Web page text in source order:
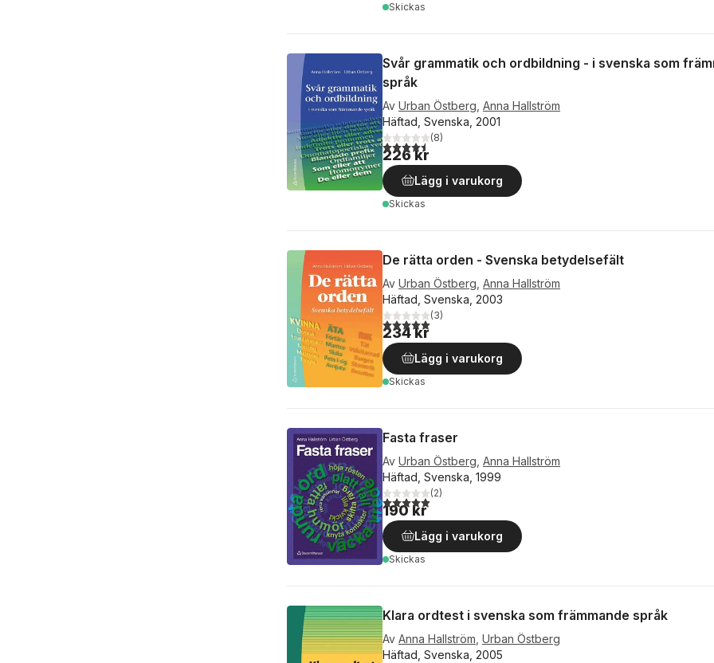
Skickas
Svår grammatik och ordbildning - i svenska som
språk
Av Urban Östberg Anna Hallström
Häftad, Svenska, 2001
4,5utav 5 stjärnor. Totalt antal röster:
(8)
226 kr
Lägg i varukorg
Skickas
De rätta orden - Svenska betydelsefält
Av Urban Östberg Anna Hallström
Häftad, Svenska, 2003
5,0utav 5 stjärnor. Totalt antal röster:
(3)
234 kr
Lägg i varukorg
Skickas
Fasta fraser
Av Urban Östberg Anna Hallström
Häftad, Svenska, 1999
5,0utav 5 stjärnor. Totalt antal röster:
(2)
190 kr
Lägg i varukorg
Skickas
Klara ordtest i svenska som främmande språk
Av Anna Hallström Urban Östberg
Häftad, Svenska, 2005